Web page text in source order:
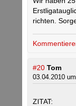
richten.
#20 Tom
03.04.2010
ZITAT: